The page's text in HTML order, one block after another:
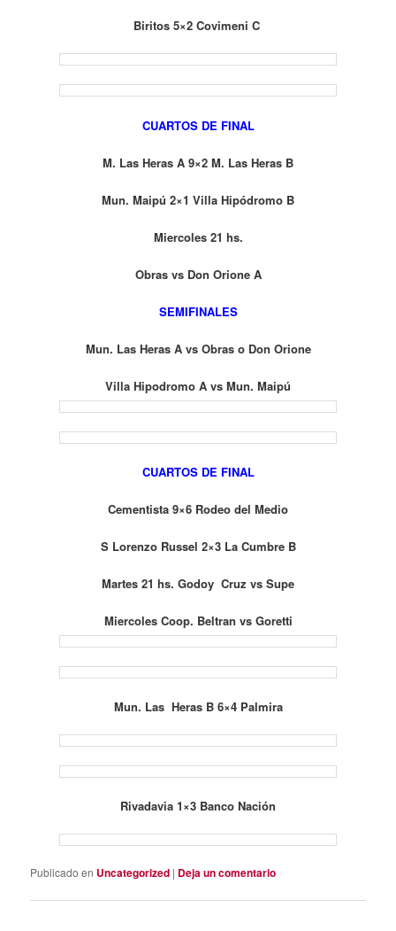
Biritos 5×2 Covimeni C
CUARTOS DE FINAL
M. Las Heras A 9×2 M. Las Heras B
Mun. Maipú 2×1 Villa Hipódromo B
Miercoles 21 hs.
Obras vs Don Orione A
SEMIFINALES
Mun. Las Heras A vs Obras o Don Orione
Villa Hipodromo A vs Mun. Maipú
CUARTOS DE FINAL
Cementista 9×6 Rodeo del Medio
S Lorenzo Russel 2×3 La Cumbre B
Martes 21 hs. Godoy Cruz vs Supe
Miercoles Coop. Beltran vs Goretti
Mun. Las Heras B 6×4 Palmira
Rivadavia 1×3 Banco Nación
Publicado en Uncategorized | Deja un comentario